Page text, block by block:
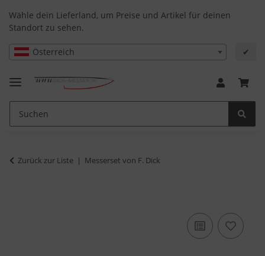
Wähle dein Lieferland, um Preise und Artikel für deinen
Standort zu sehen.
Österreich ✔
Zurück zur Liste Messerset von F. Dick